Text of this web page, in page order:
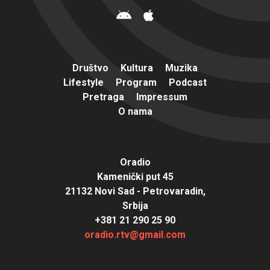
Društvo Kultura
Muzika
Lifestyle
Program
Podcast
Pretraga
Impressum
O nama
Oradio
Kamenički put 45
21132 Novi Sad - Petrovaradin,
Srbija
+381 21 290 25 90
oradio.rtv@gmail.com